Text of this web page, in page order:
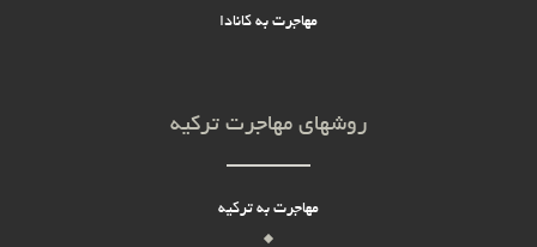
مهاجرت به کانادا
روشهای مهاجرت ترکیه
مهاجرت به ترکیه